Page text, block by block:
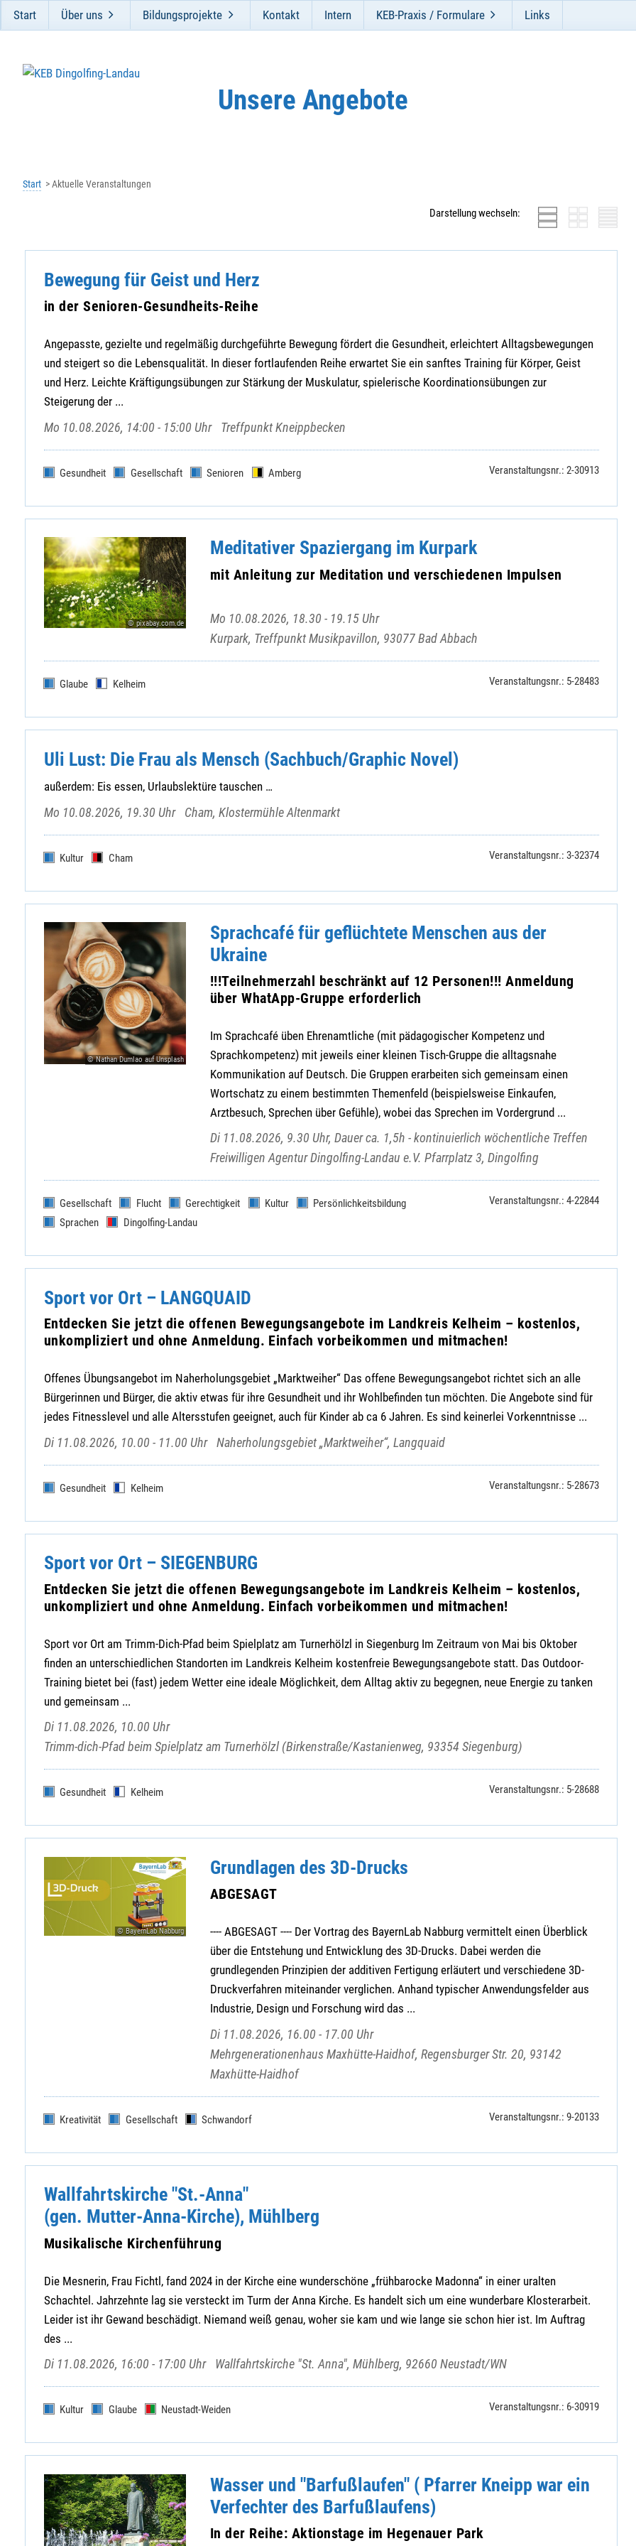
Start Über uns Bildungsprojekte Kontakt Intern KEB-Praxis / Formulare Links
Unsere Angebote
Start Aktuelle Veranstaltungen
Darstellung wechseln:
Bewegung für Geist und Herz
in der Senioren-Gesundheits-Reihe
Angepasste, gezielte und regelmäßig durchgeführte Bewegung fördert die Gesundheit, erleichtert Alltagsbewegungen
und steigert so die Lebensqualität. In dieser fortlaufenden Reihe erwartet Sie ein sanftes Training für Körper, Geist
und Herz. Leichte Kräftigungsübungen zur Stärkung der Muskulatur, spielerische Koordinationsübungen zur
Steigerung der ...
Mo 10.08.2026, 14:00 - 15:00 Uhr Treffpunkt Kneippbecken
Gesundheit Gesellschaft Senioren Amberg Veranstaltungsnr.: 2-30913
© pixabay.com.de
Meditativer Spaziergang im Kurpark
mit Anleitung zur Meditation und verschiedenen Impulsen
Mo 10.08.2026, 18.30 - 19.15 Uhr
Kurpark, Treffpunkt Musikpavillon, 93077 Bad Abbach
Glaube Kelheim Veranstaltungsnr.: 5-28483
Uli Lust: Die Frau als Mensch (Sachbuch/Graphic Novel)
außerdem: Eis essen, Urlaubslektüre tauschen …
Mo 10.08.2026, 19.30 Uhr Cham, Klostermühle Altenmarkt
Kultur Cham Veranstaltungsnr.: 3-32374
© Nathan Dumlao auf Unsplash
Sprachcafé für geflüchtete Menschen aus der
Ukraine
!!!Teilnehmerzahl beschränkt auf 12 Personen!!! Anmeldung
über WhatApp-Gruppe erforderlich
Im Sprachcafé üben Ehrenamtliche (mit pädagogischer Kompetenz und
Sprachkompetenz) mit jeweils einer kleinen Tisch-Gruppe die alltagsnahe
Kommunikation auf Deutsch. Die Gruppen erarbeiten sich gemeinsam einen
Wortschatz zu einem bestimmten Themenfeld (beispielsweise Einkaufen,
Arztbesuch, Sprechen über Gefühle), wobei das Sprechen im Vordergrund ...
Di 11.08.2026, 9.30 Uhr, Dauer ca. 1,5h - kontinuierlich wöchentliche Treffen
Freiwilligen Agentur Dingolfing-Landau e.V. Pfarrplatz 3, Dingolfing
Gesellschaft Flucht Gerechtigkeit Kultur
Persönlichkeitsbildung
Sprachen
Dingolfing-Landau
Veranstaltungsnr.: 4-22844
Sport vor Ort – LANGQUAID
Entdecken Sie jetzt die offenen Bewegungsangebote im Landkreis Kelheim – kostenlos,
unkompliziert und ohne Anmeldung. Einfach vorbeikommen und mitmachen!
Offenes Übungsangebot im Naherholungsgebiet „Marktweiher“ Das offene Bewegungsangebot richtet sich an alle
Bürgerinnen und Bürger, die aktiv etwas für ihre Gesundheit und ihr Wohlbefinden tun möchten. Die Angebote sind für
jedes Fitnesslevel und alle Altersstufen geeignet, auch für Kinder ab ca 6 Jahren. Es sind keinerlei Vorkenntnisse ...
Di 11.08.2026, 10.00 - 11.00 Uhr Naherholungsgebiet „Marktweiher“, Langquaid
Gesundheit Kelheim Veranstaltungsnr.: 5-28673
Sport vor Ort – SIEGENBURG
Entdecken Sie jetzt die offenen Bewegungsangebote im Landkreis Kelheim – kostenlos,
unkompliziert und ohne Anmeldung. Einfach vorbeikommen und mitmachen!
Sport vor Ort am Trimm-Dich-Pfad beim Spielplatz am Turnerhölzl in Siegenburg Im Zeitraum von Mai bis Oktober
finden an unterschiedlichen Standorten im Landkreis Kelheim kostenfreie Bewegungsangebote statt. Das Outdoor-
Training bietet bei (fast) jedem Wetter eine ideale Möglichkeit, dem Alltag aktiv zu begegnen, neue Energie zu tanken
und gemeinsam ...
Di 11.08.2026, 10.00 Uhr
Trimm-dich-Pfad beim Spielplatz am Turnerhölzl (Birkenstraße/Kastanienweg, 93354 Siegenburg)
Gesundheit Kelheim Veranstaltungsnr.: 5-28688
© BayernLab Nabburg
Grundlagen des 3D-Drucks
ABGESAGT
---- ABGESAGT ---- Der Vortrag des BayernLab Nabburg vermittelt einen Überblick
über die Entstehung und Entwicklung des 3D-Drucks. Dabei werden die
grundlegenden Prinzipien der additiven Fertigung erläutert und verschiedene 3D-
Druckverfahren miteinander verglichen. Anhand typischer Anwendungsfelder aus
Industrie, Design und Forschung wird das ...
Di 11.08.2026, 16.00 - 17.00 Uhr
Mehrgenerationenhaus Maxhütte-Haidhof, Regensburger Str. 20, 93142
Maxhütte-Haidhof
Kreativität Gesellschaft Schwandorf Veranstaltungsnr.: 9-20133
Wallfahrtskirche "St.-Anna"
(gen. Mutter-Anna-Kirche), Mühlberg
Musikalische Kirchenführung
Die Mesnerin, Frau Fichtl, fand 2024 in der Kirche eine wunderschöne „frühbarocke Madonna“ in einer uralten
Schachtel. Jahrzehnte lag sie versteckt im Turm der Anna Kirche. Es handelt sich um eine wunderbare Klosterarbeit.
Leider ist ihr Gewand beschädigt. Niemand weiß genau, woher sie kam und wie lange sie schon hier ist. Im Auftrag
des ...
Di 11.08.2026, 16:00 - 17:00 Uhr Wallfahrtskirche "St. Anna", Mühlberg, 92660 Neustadt/WN
Kultur Glaube Neustadt-Weiden Veranstaltungsnr.: 6-30919
Wasser und "Barfußlaufen" ( Pfarrer Kneipp war ein
Verfechter des Barfußlaufens)
In der Reihe: Aktionstage im Hegenauer Park